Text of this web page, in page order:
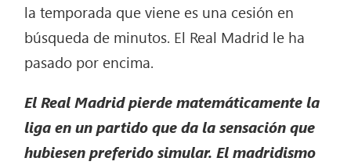
la temporada que viene es una cesión en
búsqueda de minutos. El Real Madrid le ha
pasado por encima.
El Real Madrid pierde matemáticamente la
liga en un partido que da la sensación que
hubiesen preferido simular. El madridismo